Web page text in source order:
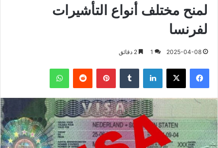
لمنح مختلف أنواع التأشيرات
لفرنسا
2025-04-08
1
فيسبوك X لينكدإن بينتيريست واتساب